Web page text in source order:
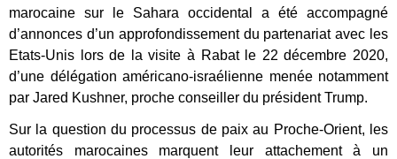
marocaine sur le Sahara occidental a été accompagné
d’annonces d’un approfondissement du partenariat avec les
Etats-Unis lors de la visite à Rabat le 22 décembre 2020,
d’une délégation américano-israélienne menée notamment
par Jared Kushner, proche conseiller du président Trump.
Sur la question du processus de paix au Proche-Orient, les
autorités marocaines marquent leur attachement à un